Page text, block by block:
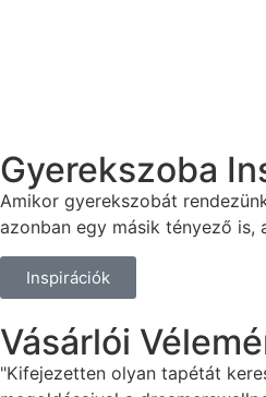
Gyerekszoba
Amikor gyerekszobát
azonban egy másik tényező
Inspirációk
Vásárlói
"Kifejezetten olyan tapétát